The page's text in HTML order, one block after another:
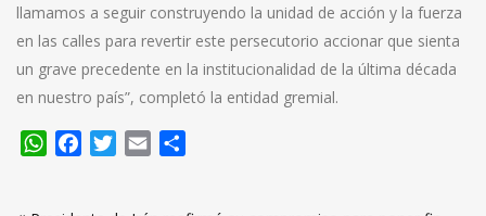
llamamos a seguir construyendo la unidad de acción y la fuerza
en las calles para revertir este persecutorio accionar que sienta
un grave precedente en la institucionalidad de la última década
en nuestro país”, completó la entidad gremial.
WhatsApp
FacebookTwitter
Email